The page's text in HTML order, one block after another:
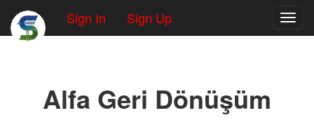
Sign In Sign Up
Alfa Geri Dönüşüm